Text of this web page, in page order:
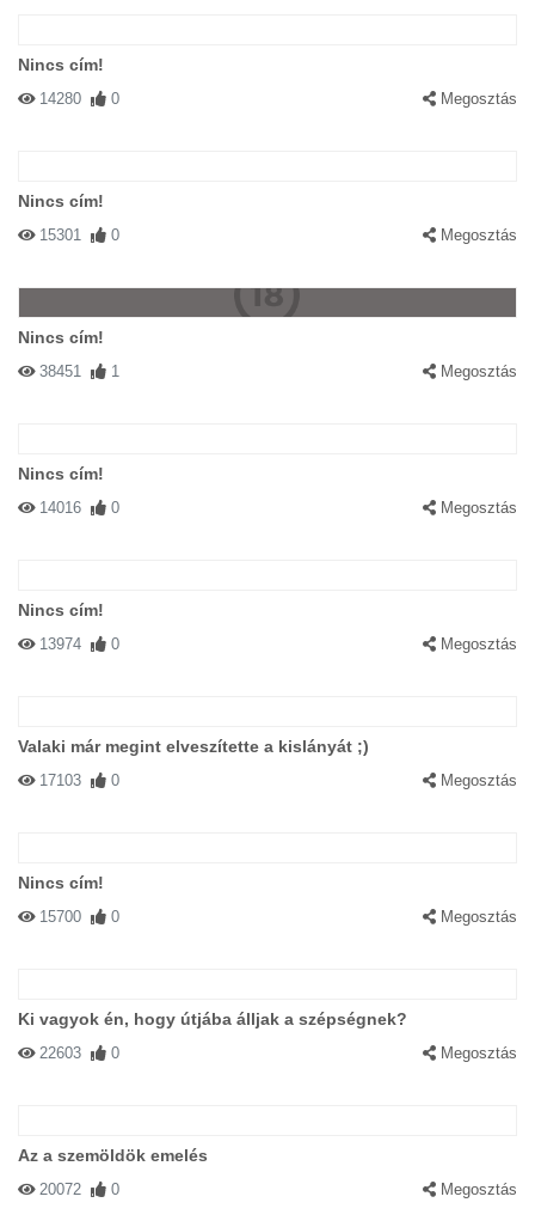
Nincs cím!
14280 0 Megosztás
Nincs cím!
15301 0 Megosztás
Nincs cím!
38451 1 Megosztás
Nincs cím!
14016 0 Megosztás
Nincs cím!
13974 0 Megosztás
Valaki már megint elveszítette a kislányát ;)
17103 0 Megosztás
Nincs cím!
15700 0 Megosztás
Ki vagyok én, hogy útjába álljak a szépségnek?
22603 0 Megosztás
Az a szemöldök emelés
20072 0 Megosztás